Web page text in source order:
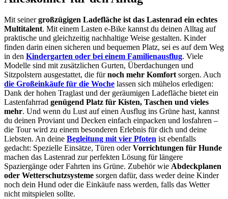
Mit seinergroßzügigen Ladefläche ist das Lastenrad ein echtes
Multitalent. Mit einem Lasten e-Bike kannst du deinen Alltag auf
praktische und gleichzeitig nachhaltige Weise gestalten. Kinder
finden darin einen sicheren und bequemen Platz, sei es auf dem Weg
in den Kindergarten oder bei einem Familienausflug. Viele
Modelle sind mit zusätzlichen Gurten, Überdachungen und
Sitzpolstern ausgestattet, die fürnoch mehr Komfortsorgen. Auch
die Großeinkäufe für die Woche lassen sich mühelos erledigen:
Dank der hohen Traglast und der geräumigen Ladefläche bietet ein
Lastenfahrrad genügend Platz für Kisten, Taschen und vieles
mehr. Und wenn du Lust auf einen Ausflug ins Grüne hast, kannst
du deinen Proviant und Decken einfach einpacken und losfahren –
die Tour wird zu einem besonderen Erlebnis für dich und deine
Liebsten. An deine Begleitung mit vier Pfoten ist ebenfalls
gedacht: Spezielle Einsätze, Türen oderVorrichtungen für Hunde
machen das Lastenrad zur perfekten Lösung für längere
Spaziergänge oder Fahrten ins Grüne. Zubehör wie Abdeckplanen
oder Wetterschutzsysteme sorgen dafür, dass weder deine Kinder
noch dein Hund oder die Einkäufe nass werden, falls das Wetter
nicht mitspielen sollte.